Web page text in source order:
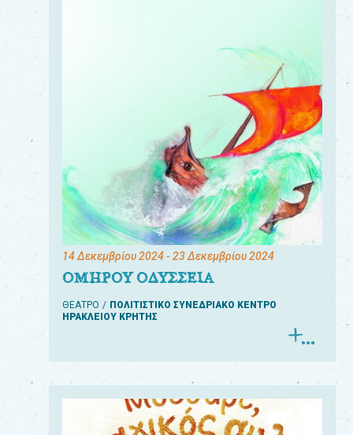
14 Δεκεμβρίου 2024- 23 Δεκεμβρίου 2024
ΟΜΗΡΟΥ ΟΔΥΣΣΕΙΑ
ΘΕΑΤΡΟ
ΠΟΛΙΤΙΣΤΙΚΟ ΣΥΝΕΔΡΙΑΚΟ ΚΕΝΤΡΟ
ΗΡΑΚΛΕΙΟΥ ΚΡΗΤΗΣ